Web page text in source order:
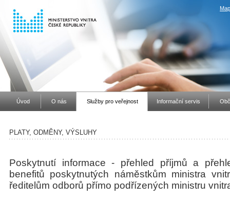
Úvod O nás Služby pro veřejnost Informační servis
PLATY, ODMĚNY, VÝSLUHY
Poskytnutí informace - přehled příjmů a
benefitů poskytnutých náměstkům ministra
ředitelům odborů přímo podřízených ministru